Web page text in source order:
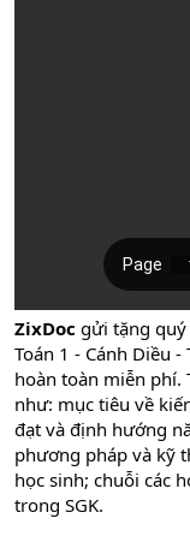
ZixDoc gửi tặng quý
Toán 1 - Cánh Diều
hoàn toàn miễn phí.
như: mục tiêu về
đạt và định hướng
phương pháp và kỹ
học sinh; chuỗi các
trong SGK.